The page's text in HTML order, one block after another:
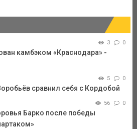
3 0
камбэком «Краснодара» -
5 0
сравнил себя с Кордобой
56 0
Барко после победы